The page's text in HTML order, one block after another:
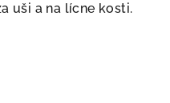
uši a na lícne kosti.